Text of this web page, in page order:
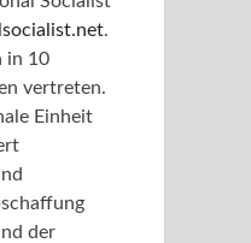
.
in 10
vertreten.
Einheit
der